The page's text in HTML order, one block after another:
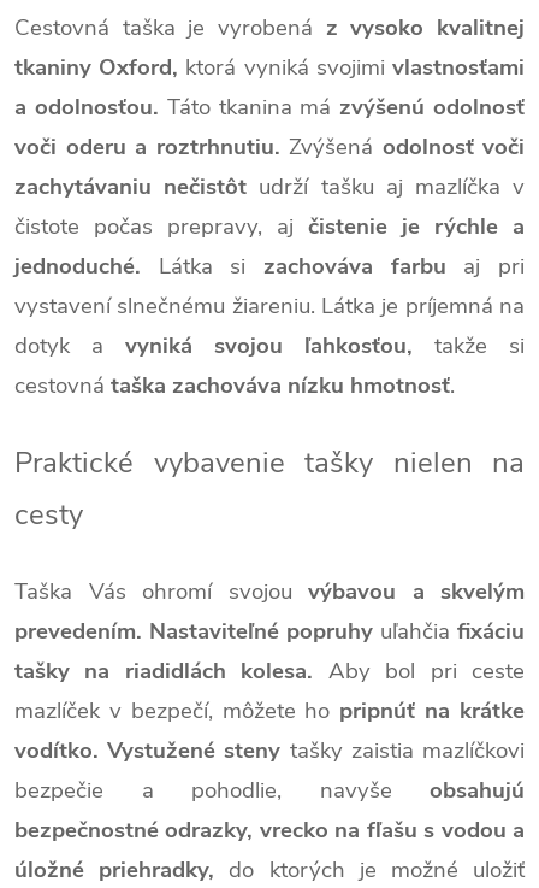
Cestovná taška je vyrobená z vysoko kvalitnej
tkaniny Oxford, ktorá vyniká svojimivlastnosťami
a odolnosťou. Táto tkanina má zvýšenú odolnosť
voči oderu a roztrhnutiu. Zvýšená odolnosť voči
zachytávaniu nečistôt udrží tašku aj mazlíčka v
čistote počas prepravy, aj čistenie je rýchle a
jednoduché. Látka si zachováva farbu aj pri
vystavení slnečnému žiareniu. Látka je príjemná na
dotyk a vyniká svojou ľahkosťou, takže si
cestovná taška zachováva nízku hmotnosť.
Praktické vybavenie tašky nielen na
cesty
Taška Vás ohromí svojou výbavou a skvelým
prevedením. Nastaviteľné popruhy uľahčia fixáciu
tašky na riadidlách kolesa. Aby bol pri ceste
mazlíček v bezpečí, môžete ho pripnúť na krátke
vodítko.Vystužené steny tašky zaistia mazlíčkovi
bezpečie a pohodlie, navyše obsahujú
bezpečnostné odrazky, vrecko na fľašu s vodou a
úložné priehradky, do ktorých je možné uložiť